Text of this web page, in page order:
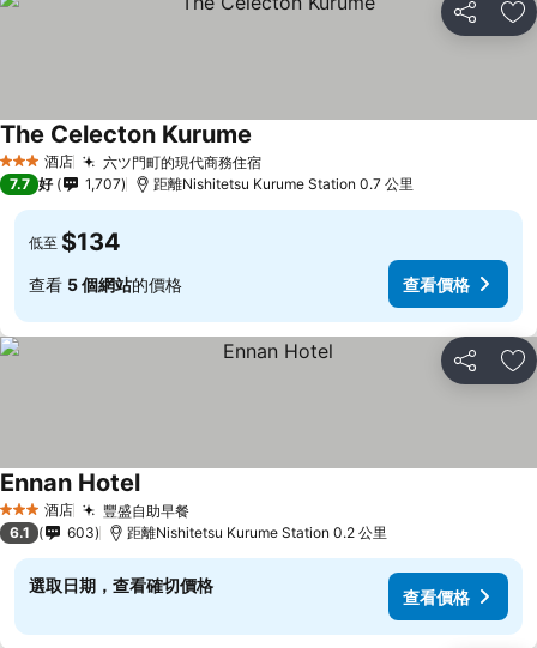
分享 放
3 星級 酒店 六ツ門町的現代商務住宿查看價格
The Celecton Kurume
7.7 好 1,707 距離Nishitetsu Kurume Station 0.7 公里
低至 $134
查看 5 個網站的價格 查看價格
分享 放
3 星級 酒店 豐盛自助早餐查看價格
Ennan Hotel查看價格
6.1 603 距離Nishitetsu Kurume Station 0.2 公里
選取日期，查看確切價格
查看價格